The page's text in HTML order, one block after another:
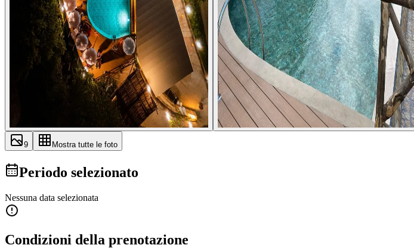
9 Mostra tutte le foto
Periodo selezionato
Nessuna data selezionata
Condizioni della prenotazione